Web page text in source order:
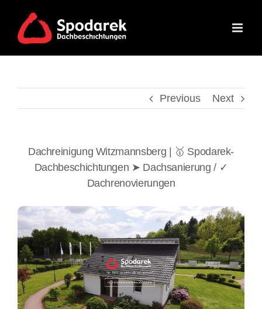
content
Previous Next
Dachreinigung Witzmannsberg | 🥇 Spodarek-
Dachbeschichtungen ➤ Dachsanierung / ✓
Dachrenovierungen